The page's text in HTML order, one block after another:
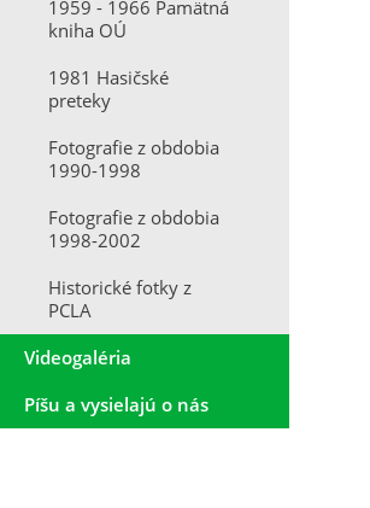
1959 - 1966 Pamätná
kniha OÚ
1981 Hasičské
preteky
Fotografie z obdobia
1990-1998
Fotografie z obdobia
1998-2002
Historické fotky z
PCLA
Videogaléria
Píšu a vysielajú o nás